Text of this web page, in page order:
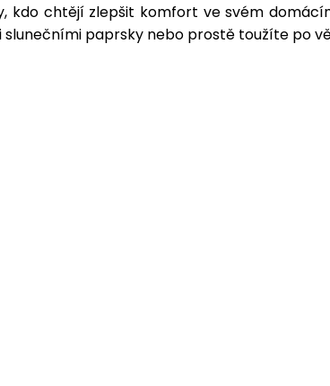
kdo chtějí zlepšit komfort ve svém
paprsky nebo prostě toužíte po